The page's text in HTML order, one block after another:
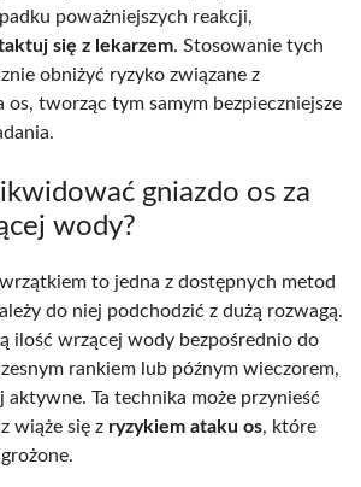
poważniejszych reakcji,
się z lekarzem. Stosowanie tych
obniżyć ryzyko związane z
os, tworząc tym samym bezpieczniejsze
gniazdo os za
wody?
to jedna z dostępnych metod
do niej podchodzić z dużą rozwagą.
ilość wrzącej wody bezpośrednio do
rankiem lub późnym wieczorem,
aktywne. Ta technika może przynieść
wiąże się z ryzykiem ataku os, które